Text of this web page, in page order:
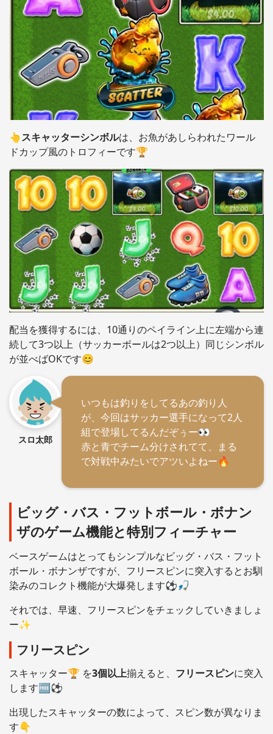
👆スキャッターシンボルは、お魚があしらわれたワール
ドカップ風のトロフィーです🏆
配当を獲得するには、10通りのペイライン上に左端から連
続して3つ以上（サッカーボールは2つ以上）同じシンボル
が並べばOKです😊
スロ太郎
いつもは釣りをしてるあの釣り人
が、今回はサッカー選手になって2人
組で登場してるんだぞぅー👀
赤と青でチーム分けされてて、まる
で対戦中みたいでアツいよねー🔥
ビッグ・バス・フットボール・ボナン
ザのゲーム機能と特別フィーチャー
ベースゲームはとってもシンプルなビッグ・バス・フット
ボール・ボナンザですが、フリースピンに突入するとお馴
染みのコレクト機能が大爆発します⚽🎣
それでは、早速、フリースピンをチェックしていきましょ
ー✨
フリースピン
スキャッター🏆 を3個以上揃えると、 フリースピンに突入
します🆓⚽
出現したスキャッターの数によって、スピン数が異なりま
す👇